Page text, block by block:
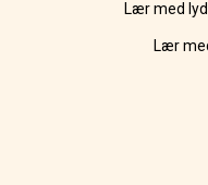
Lær med
Lær